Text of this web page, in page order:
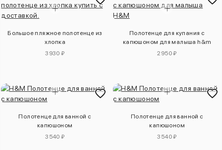
Большое пляжное полотенце из
хлопка
3930 ₽
Полотенце для купания с
капюшоном для малыша h&m
2950 ₽
Полотенце для ванной с
капюшоном
3540 ₽
Полотенце для ванной с
капюшоном
3540 ₽